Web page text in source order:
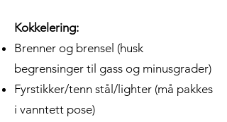
Kokkelering:
Brenner og brensel (husk
begrensinger til gass og minusgrader)
Fyrstikker/tenn stål/lighter (må pakkes
i vanntett pose)